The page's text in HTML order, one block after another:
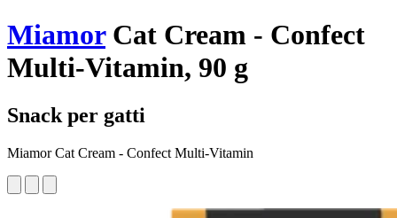
MiamorCat Cream - Confect
Multi-Vitamin, 90 g
Snack per gatti
Miamor Cat Cream - Confect Multi-Vitamin